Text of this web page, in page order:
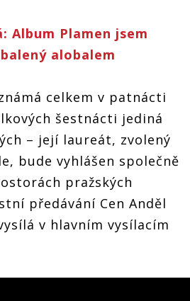
Album Plamen jsem
alobalem
celkem v patnácti
šestnácti jediná
– její laureát, zvolený
bude vyhlášen společně
pražských
předávání Cen Anděl
v hlavním vysílacím